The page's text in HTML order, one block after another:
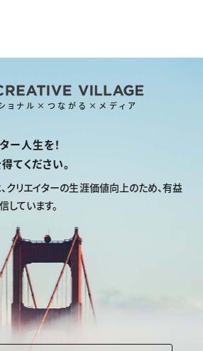
ョナル×つながる×メディア
ー人生を！
てください。
クリエイターの生涯価値向上のため、有益
ています。